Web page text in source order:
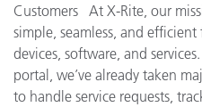
Customers At X-Rite, our
simple, seamless, and
devices, software, and
portal, we’ve already taken
to handle service requests,